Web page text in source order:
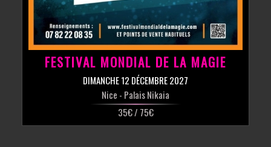
FESTIVAL MONDIAL DE LA MAGIE
DIMANCHE 12 DÉCEMBRE 2027
Nice - Palais Nikaia
35€ / 75€